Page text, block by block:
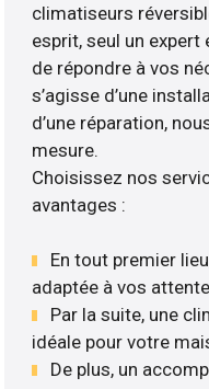
climatiseurs
esprit, seul un
de répondre à vos
s’agisse d’une
d’une réparation,
mesure.
Choisissez nos
avantages :
En tout premier
adaptée à vos
Par la suite, une
idéale pour votre
De plus, un